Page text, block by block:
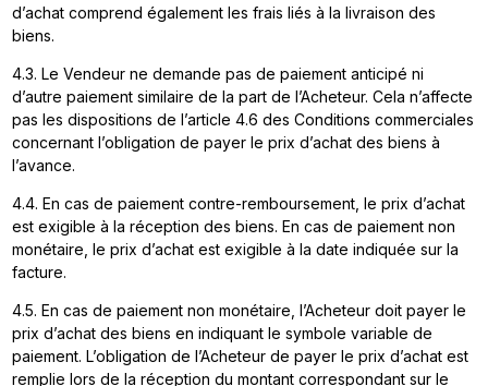
d’achat comprend également les frais liés à la livraison des
biens.
4.3. Le Vendeur ne demande pas de paiement anticipé ni
d’autre paiement similaire de la part de l’Acheteur. Cela n’affecte
pas les dispositions de l’article 4.6 des Conditions commerciales
concernant l’obligation de payer le prix d’achat des biens à
l’avance.
4.4. En cas de paiement contre-remboursement, le prix d’achat
est exigible à la réception des biens. En cas de paiement non
monétaire, le prix d’achat est exigible à la date indiquée sur la
facture.
4.5. En cas de paiement non monétaire, l’Acheteur doit payer le
prix d’achat des biens en indiquant le symbole variable de
paiement. L’obligation de l’Acheteur de payer le prix d’achat est
remplie lors de la réception du montant correspondant sur le